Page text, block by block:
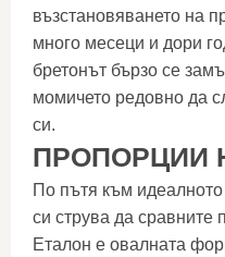
възстановяването на
много месеци и дори
бретонът бързо се
момичето редовно да
си.
ПРОПОРЦИИ
По пътя към
си струва да сравните
Еталон е овалната